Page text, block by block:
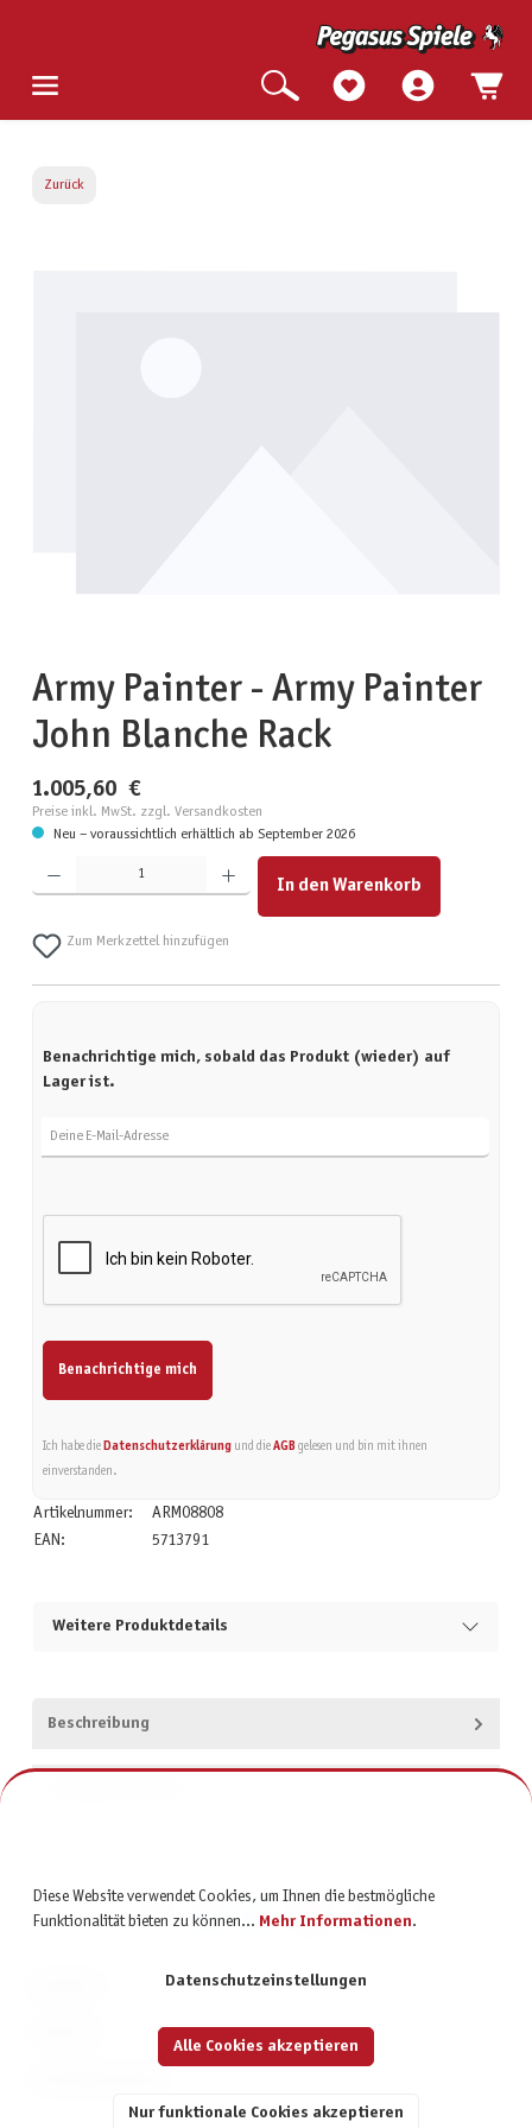
Zurück
Army Painter - Army Painter
John Blanche Rack
1.005,60 €
Preise inkl. MwSt. zzgl. Versandkosten
Neu – voraussichtlich erhältlich ab September 2026
Produkt Anzahl: Gib den gewünschten Wert ein oder benutze die Schaltflächen um die Anzahl zu
In den Warenkorb
Zum Merkzettel hinzufügen
Benachrichtige mich, sobald das Produkt (wieder) auf
Lager ist.
Benachrichtige mich
Ich habe die Datenschutzerklärungund die AGBgelesen und bin mit ihnen
einverstanden.
Artikelnummer:
ARM08808
EAN:
5713791
Weitere Produktdetails
Beschreibung
Diese Website verwendet Cookies, um Ihnen die bestmögliche
Funktionalität bieten zu können... Mehr Informationen.
Datenschutzeinstellungen
Nur funktionale Cookies akzeptieren
Alle Cookies akzeptieren